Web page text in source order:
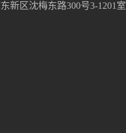
东新区沈梅东路300号3-1201室